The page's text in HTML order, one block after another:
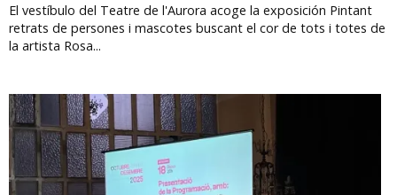
El vestíbulo del Teatre de l'Aurora acoge la exposición Pintant
retrats de persones i mascotes buscant el cor de tots i totes de
la artista Rosa...